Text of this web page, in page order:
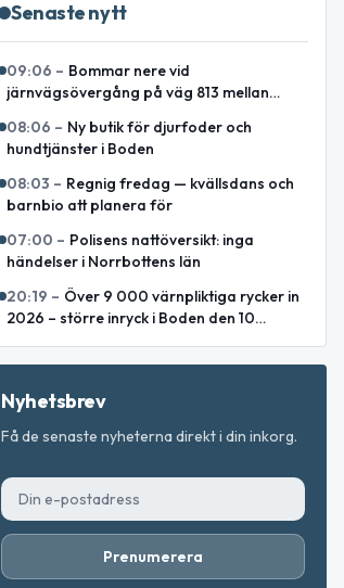
Senaste nytt
09:06 – Bommar nere vid
järnvägsövergång på väg 813 mellan
08:06 – Ny butik för djurfoder och
hundtjänster i Boden
08:03 – Regnig fredag — kvällsdans och
barnbio att planera för
07:00 – Polisens nattöversikt: inga
händelser i Norrbottens län
20:19 – Över 9 000 värnpliktiga rycker in
2026 – större inryck i Boden den 10
Nyhetsbrev
Få de senaste nyheterna direkt i din inkorg.
Prenumerera